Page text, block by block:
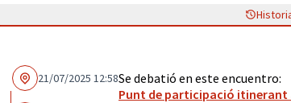
21/07/2025 12:58Se debatió en este encuentro:
Punt de participació itinerant